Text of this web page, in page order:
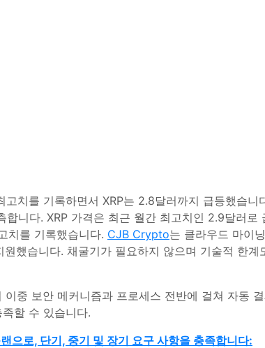
치를 기록하면서 XRP는 2.8달러까지 급등했습
니다. XRP 가격은 최근 월간 최고치인 2.9달러
치를 기록했습니다. CJB Crypto는 클라우드 마이
했습니다. 채굴기가 필요하지 않으며 기술적 한
중 보안 메커니즘과 프로세스 전반에 걸쳐 자동
할 수 있습니다.
으로, 단기, 중기 및 장기 요구 사항을 충족합니다: